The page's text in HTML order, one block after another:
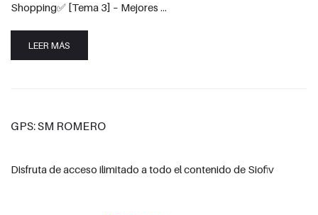
Shopping✅ [Tema 3] – Mejores …
LEER MÁS
GPS: SM ROMERO
Disfruta de acceso ilimitado a todo el contenido de Siofiv